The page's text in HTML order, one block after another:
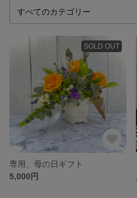
SOLD OUT
専用、母の日ギフト
5,000円